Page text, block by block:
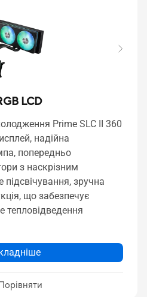
LCD
Prime SLC II 360
надійна
попередньо
з наскрізним
зручна
що забезпечує
тепловідведення